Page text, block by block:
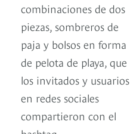
combinaciones de dos
piezas, sombreros de
paja y bolsos en forma
de pelota de playa, que
los invitados y usuarios
en redes sociales
compartieron con el